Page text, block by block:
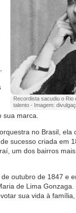
Recordista sacudiu o
talento - Imagem:
marca.
no Brasil, ela
sucesso criada em
um dos bairros
outubro de 1847 e
de Lima
sua vida à